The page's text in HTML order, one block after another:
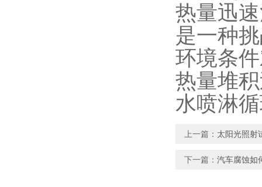
热量迅
是一种
环境条
热量堆
水喷淋
上一篇： 太阳光照射
下一篇： 汽车腐蚀如